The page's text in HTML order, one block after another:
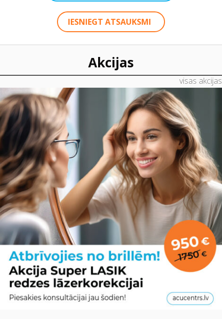
IESNIEGT ATSAUKSMI
Akcijas
visas akcijas